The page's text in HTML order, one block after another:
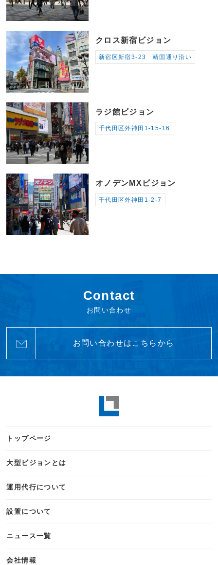
クロス新宿ビジョン
新宿区新宿3-23 靖国通り沿い
ラジ館ビジョン
千代田区外神田1-15-16
オノデンMXビジョン
千代田区外神田1-2-7
Contact
お問い合わせ
お問い合わせはこちらから
トップページ
大型ビジョンとは
運用代行について
設置について
ニュース一覧
会社情報